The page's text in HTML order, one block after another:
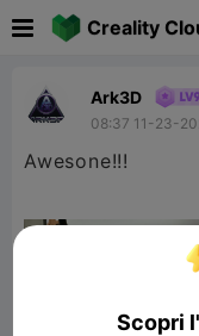
Creality
Ark3D
08:37 11-23-
Awesone!!!
Scopri